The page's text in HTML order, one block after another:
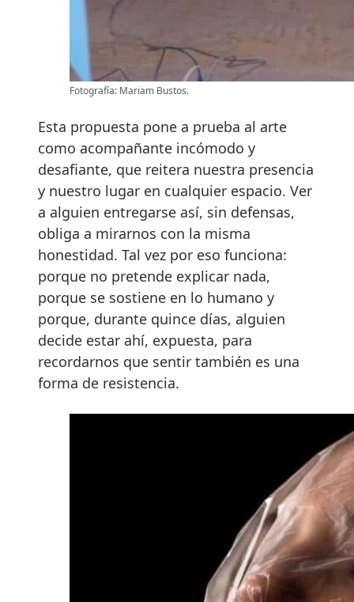
Fotografía: Mariam Bustos.
Esta propuesta pone a prueba al arte
como acompañante incómodo y
desafiante, que reitera nuestra presencia
y nuestro lugar en cualquier espacio. Ver
a alguien entregarse así, sin defensas,
obliga a mirarnos con la misma
honestidad. Tal vez por eso funciona:
porque no pretende explicar nada,
porque se sostiene en lo humano y
porque, durante quince días, alguien
decide estar ahí, expuesta, para
recordarnos que sentir también es una
forma de resistencia.